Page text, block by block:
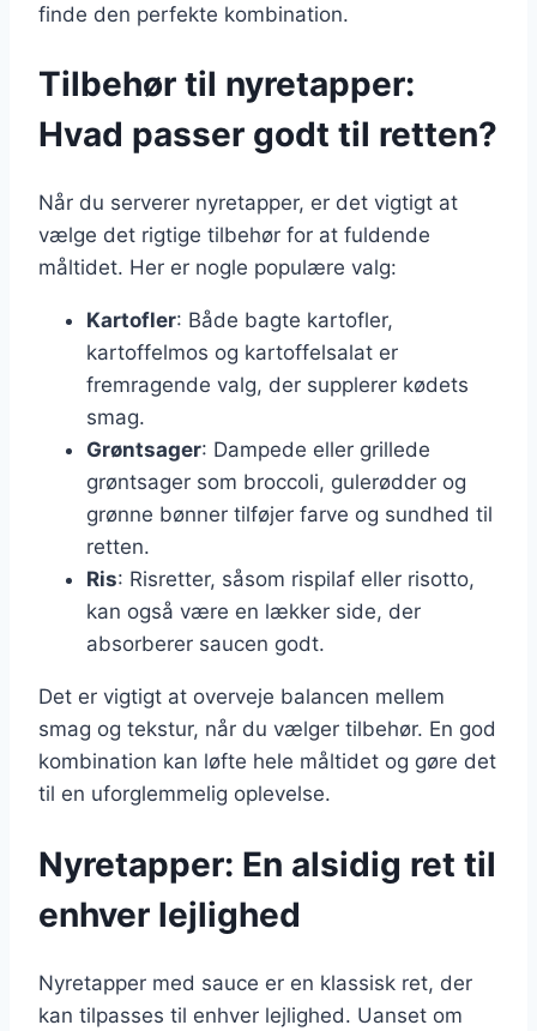
finde den perfekte kombination.
Tilbehør til nyretapper:
Hvad passer godt til retten?
Når du serverer nyretapper, er det vigtigt at
vælge det rigtige tilbehør for at fuldende
måltidet. Her er nogle populære valg:
Kartofler: Både bagte kartofler,
kartoffelmos og kartoffelsalat er
fremragende valg, der supplerer kødets
smag.
Grøntsager: Dampede eller grillede
grøntsager som broccoli, gulerødder og
grønne bønner tilføjer farve og sundhed til
retten.
Ris: Risretter, såsom rispilaf eller risotto,
kan også være en lækker side, der
absorberer saucen godt.
Det er vigtigt at overveje balancen mellem
smag og tekstur, når du vælger tilbehør. En god
kombination kan løfte hele måltidet og gøre det
til en uforglemmelig oplevelse.
Nyretapper: En alsidig ret til
enhver lejlighed
Nyretapper med sauce er en klassisk ret, der
kan tilpasses til enhver lejlighed. Uanset om